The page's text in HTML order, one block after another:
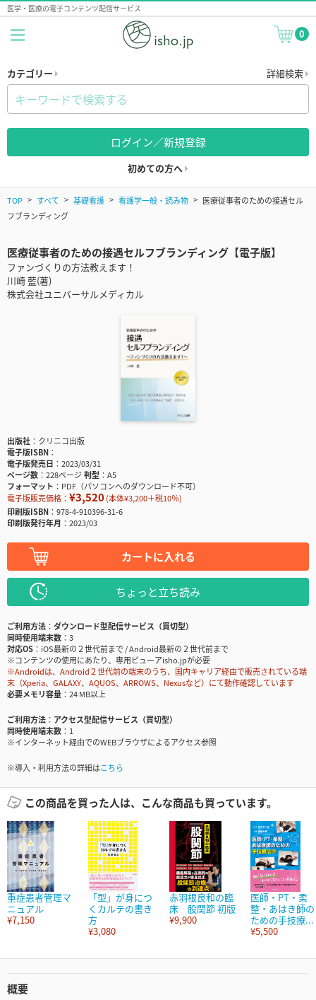
医学・医療の電子コンテンツ配信サービス
0
カテゴリー 詳細検索
ログイン／新規登録
初めての方へ
TOP すべて 基礎看護 看護学一般・読み物
医療従事者のための接遇セル
フブランディング
医療従事者のための接遇セルフブランディング【電子版】
ファンづくりの方法教えます！
川崎 藍(著)
株式会社ユニバーサルメディカル
出版社
クリニコ出版
電子版ISBN
電子版発売日
2023/03/31
ページ数
228ページ判型
A5
フォーマット
PDF（パソコンへのダウンロード不可）
電子版販売価格： ¥3,520(本体¥3,200＋税10％)
印刷版ISBN
978-4-910396-31-6
印刷版発行年月
2023/03
カートに入れる
ちょっと立ち読み
ご利用方法
ダウンロード型配信サービス（買切型）
同時使用端末数
3
対応OS
iOS最新の２世代前まで / Android最新の２世代前まで
※コンテンツの使用にあたり、専用ビューアisho.jpが必要
※Androidは、Android２世代前の端末のうち、国内キャリア経由で販売されている端
末（Xperia、GALAXY、AQUOS、ARROWS、Nexusなど）にて動作確認しています
必要メモリ容量
24 MB以上
ご利用方法
アクセス型配信サービス（買切型）
同時使用端末数
1
※インターネット経由でのWEBブラウザによるアクセス参照
※導入・利用方法の詳細はこちら
この商品を買った人は、こんな商品も買っています。
重症患者管理マ
ニュアル
¥7,150
「型」が身につ
くカルテの書き
方
¥3,080
赤羽根良和の臨
床 股関節 初版
¥9,900
医師・PT・柔
整・あはき師の
ための手技療...
¥5,500
概要